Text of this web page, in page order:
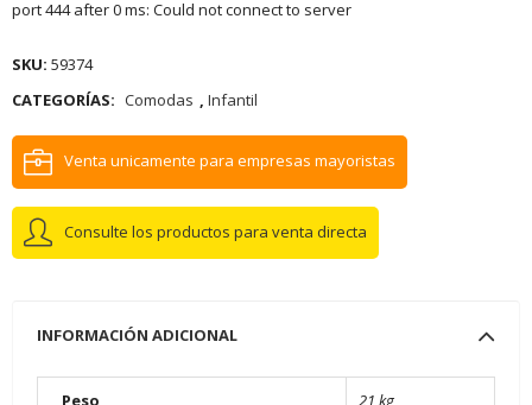
port 444 after 0 ms: Could not connect to server
SKU: 59374
CATEGORÍAS: Comodas , Infantil
Venta unicamente para empresas mayoristas
Consulte los productos para venta directa
INFORMACIÓN ADICIONAL
Peso 21 kg